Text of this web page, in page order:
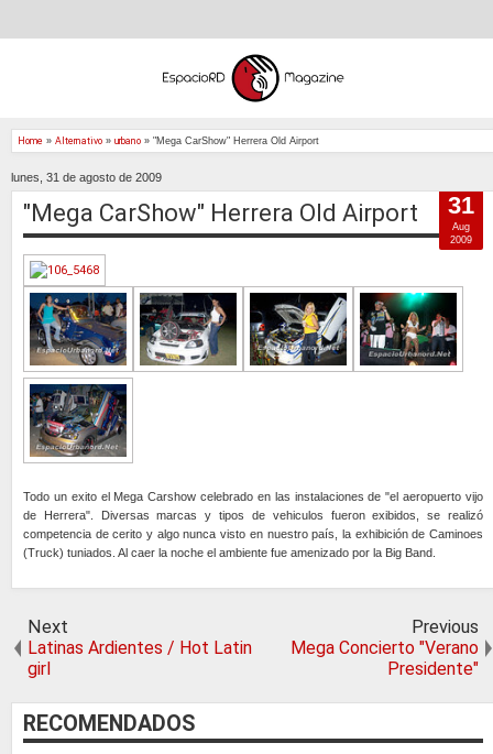
Home » Alternativo » urbano » "Mega CarShow" Herrera Old Airport
lunes, 31 de agosto de 2009
"Mega CarShow" Herrera Old Airport
Todo un exito el Mega Carshow celebrado en las instalaciones de "el aeropuerto vijo
de Herrera". Diversas marcas y tipos de vehiculos fueron exibidos, se realizó
competencia de cerito y algo nunca visto en nuestro país, la exhibición de Caminoes
(Truck) tuniados. Al caer la noche el ambiente fue amenizado por la Big Band.
31
Aug
2009
Next
Latinas Ardientes / Hot Latin
girl
Previous
Mega Concierto "Verano
Presidente"
RECOMENDADOS